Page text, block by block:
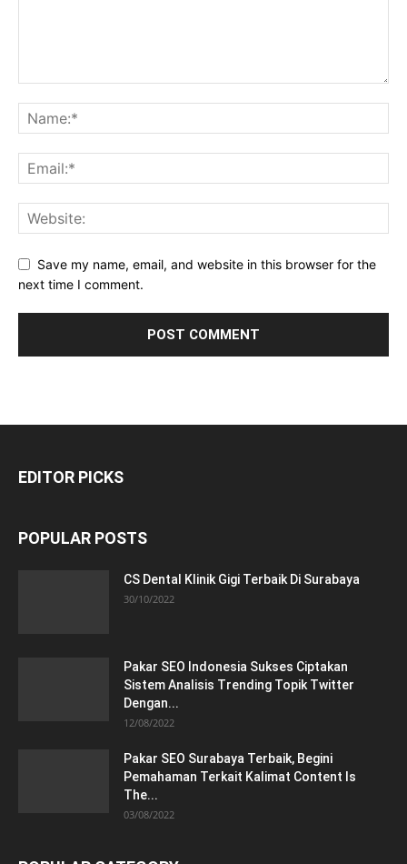
Save my name, email, and website in this browser for the
next time I comment.
EDITOR PICKS
POPULAR POSTS
CS Dental Klinik Gigi Terbaik Di Surabaya
30/10/2022
Pakar SEO Indonesia Sukses Ciptakan
Sistem Analisis Trending Topik Twitter
Dengan...
12/08/2022
Pakar SEO Surabaya Terbaik, Begini
Pemahaman Terkait Kalimat Content Is
The...
03/08/2022